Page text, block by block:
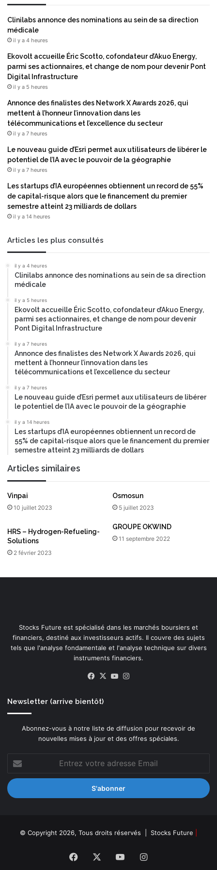
a
n
e
Clinilabs annonce des nominations au sein de sa direction
médicale
il y a 4 heures
Ekovolt accueille Éric Scotto, cofondateur d’Akuo Energy,
parmi ses actionnaires, et change de nom pour devenir Pont
Digital Infrastructure
il y a 5 heures
Annonce des finalistes des Network X Awards 2026, qui
mettent à l’honneur l’innovation dans les
télécommunications et l’excellence du secteur
il y a 7 heures
Le nouveau guide d’Esri permet aux utilisateurs de libérer le
potentiel de l’IA avec le pouvoir de la géographie
il y a 7 heures
Les startups d’IA européennes obtiennent un record de 55%
de capital-risque alors que le financement du premier
semestre atteint 23 milliards de dollars
il y a 14 heures
Articles les plus consultés
il y a 4 heures
Clinilabs annonce des nominations au sein de sa direction
médicale
il y a 5 heures
Ekovolt accueille Éric Scotto, cofondateur d’Akuo Energy,
parmi ses actionnaires, et change de nom pour devenir
Pont Digital Infrastructure
il y a 7 heures
Annonce des finalistes des Network X Awards 2026, qui
mettent à l’honneur l’innovation dans les
télécommunications et l’excellence du secteur
il y a 7 heures
Le nouveau guide d’Esri permet aux utilisateurs de libérer
le potentiel de l’IA avec le pouvoir de la géographie
il y a 14 heures
Les startups d’IA européennes obtiennent un record de
55% de capital-risque alors que le financement du premier
semestre atteint 23 milliards de dollars
Articles similaires
Vinpai
10 juillet 2023
Osmosun
5 juillet 2023
HRS – Hydrogen-Refueling-
Solutions
2 février 2023
GROUPE OKWIND
11 septembre 2022
Stocks Future est spécialisé dans les marchés boursiers et
financiers, destiné aux investisseurs actifs. Il couvre des sujets
tels que l'analyse fondamentale et l'analyse technique sur divers
instruments financiers.
Facebook
X YouTube
Newsletter (arrive bientôt)
Abonnez-vous à notre liste de diffusion pour recevoir de
nouvelles mises à jour et des offres spéciales.
Entrez
votre
adresse
Email
© Copyright 2026, Tous droits réservés | Stocks Future
Facebook YouTubeInstagram